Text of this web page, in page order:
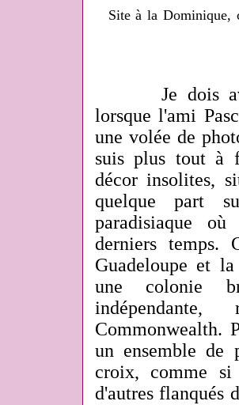
Site à la Dominique,
Je dois
lorsque l'ami
une volée de
suis plus tout à
décor insolites,
quelque part
paradisiaque
derniers temps.
Guadeloupe et
une colonie
Commonwealth.
un ensemble de
croix, comme
d'autres flanqués